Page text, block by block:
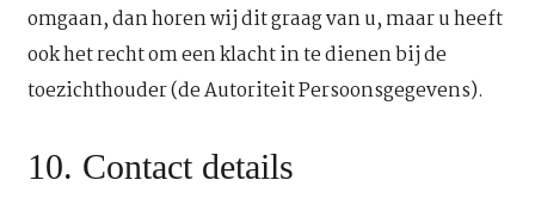
omgaan, dan horen wij dit graag van u, maar u heeft
ook het recht om een klacht in te dienen bij de
toezichthouder (de Autoriteit Persoonsgegevens).
10. Contact details